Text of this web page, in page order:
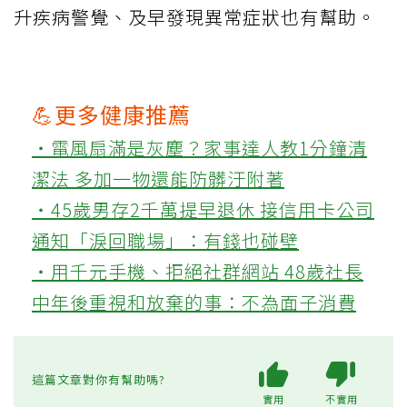
升疾病警覺、及早發現異常症狀也有幫助。
💪更多健康推薦
‧電風扇滿是灰塵？家事達人教1分鐘清
潔法 多加一物還能防髒汙附著
‧45歲男存2千萬提早退休 接信用卡公司
通知「淚回職場」：有錢也碰壁
‧用千元手機、拒絕社群網站 48歲社長
中年後重視和放棄的事：不為面子消費
這篇文章對你有幫助嗎?
實用 不實用